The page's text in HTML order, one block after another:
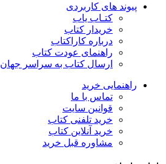
پیوند های کاربردی
کتـاب یاب
خریدار کتاب
درباره کاراکتاب
راهنمای عودت کتاب
ارسال کتاب به سراسر جهان
راهنمایی خرید
تماس با ما
قوانین سایت
خرید تلفنی کتاب
خرید آنلاین کتاب
مشاوره قبل خرید